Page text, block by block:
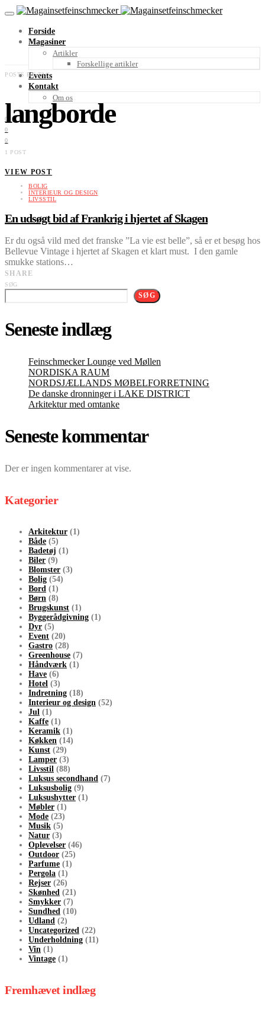
Forside
Magasiner
Artikler
Forskellige artikler
Events
Kontakt
Om os
0
0
0
POSTS BY TAG
langborde
1 POST
VIEW POST
BOLIG
INTERIEUR OG DESIGN
LIVSSTIL
En udsøgt bid af Frankrig i hjertet af Skagen
Er du også vild med det franske ”La vie est belle”, så er et besøg hos
Bellevue Vintage i hjertet af Skagen et klart must. I den gamle
smukke stations…
SHARE
SØG
SØG
Seneste indlæg
Feinschmecker Lounge ved Møllen
NORDISKA RAUM
NORDSJÆLLANDS MØBELFORRETNING
De danske dronninger i LAKE DISTRICT
Arkitektur med omtanke
Seneste kommentar
Der er ingen kommentarer at vise.
Kategorier
Arkitektur (1)
Både (5)
Badetøj (1)
Biler (9)
Blomster (3)
Bolig (54)
Bord (1)
Børn (8)
Brugskunst (1)
Byggerådgivning (1)
Dyr (5)
Event (20)
Gastro (28)
Greenhouse (7)
Håndværk (1)
Have (6)
Hotel (3)
Indretning (18)
Interieur og design (52)
Jul (1)
Kaffe (1)
Keramik (1)
Køkken (14)
Kunst (29)
Lamper (3)
Livsstil (88)
Luksus secondhand (7)
Luksusbolig (9)
Luksushytter (1)
Møbler (1)
Mode (23)
Musik (5)
Natur (3)
Oplevelser (46)
Outdoor (25)
Parfume (1)
Pergola (1)
Rejser (26)
Skønhed (21)
Smykker (7)
Sundhed (10)
Udland (2)
Uncategorized (22)
Underholdning (11)
Vin (1)
Vintage (1)
Fremhævet indlæg